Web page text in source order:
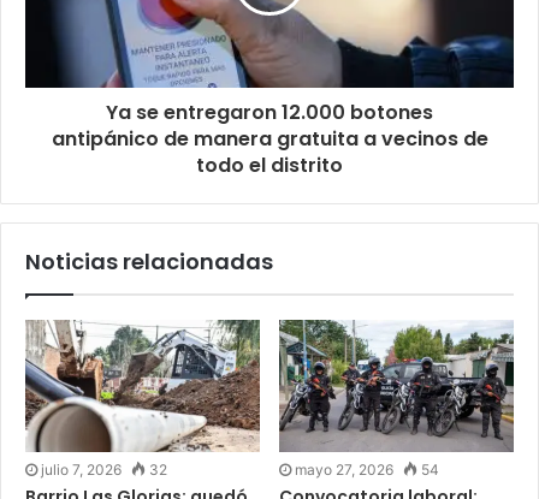
Ya se entregaron 12.000 botones
antipánico de manera gratuita a vecinos de
todo el distrito
Noticias relacionadas
julio 7, 2026 32 mayo 27, 2026 54